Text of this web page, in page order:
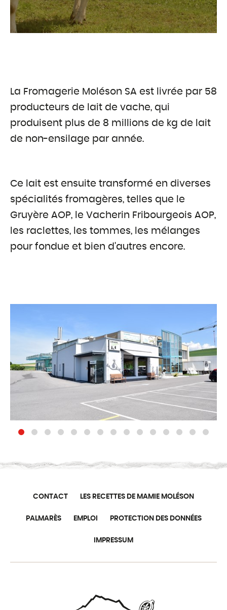
La Fromagerie Moléson SA est livrée par 58
producteurs de lait de vache, qui
produisent plus de 8 millions de kg de lait
de non-ensilage par année.
Ce lait est ensuite transformé en diverses
spécialités fromagères, telles que le
Gruyère AOP, le Vacherin Fribourgeois AOP,
les raclettes, les tommes, les mélanges
pour fondue et bien d'autres encore.
CONTACT LES RECETTES DE MAMIE MOLÉSON
PALMARÈS EMPLOI PROTECTION DES DONNÉES
IMPRESSUM